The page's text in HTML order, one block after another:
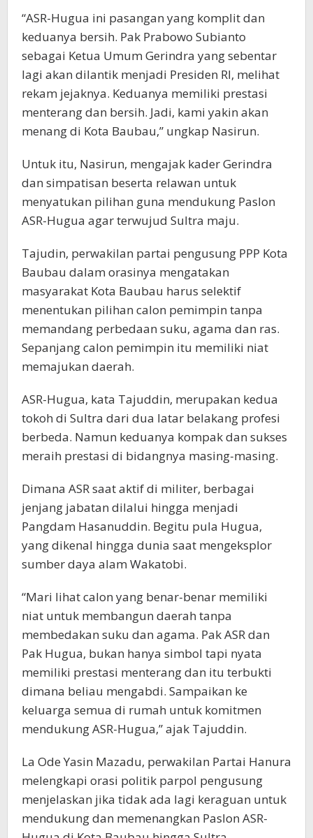
“ASR-Hugua ini pasangan yang komplit dan
keduanya bersih. Pak Prabowo Subianto
sebagai Ketua Umum Gerindra yang sebentar
lagi akan dilantik menjadi Presiden RI, melihat
rekam jejaknya. Keduanya memiliki prestasi
menterang dan bersih. Jadi, kami yakin akan
menang di Kota Baubau,” ungkap Nasirun.
Untuk itu, Nasirun, mengajak kader Gerindra
dan simpatisan beserta relawan untuk
menyatukan pilihan guna mendukung Paslon
ASR-Hugua agar terwujud Sultra maju.
Tajudin, perwakilan partai pengusung PPP Kota
Baubau dalam orasinya mengatakan
masyarakat Kota Baubau harus selektif
menentukan pilihan calon pemimpin tanpa
memandang perbedaan suku, agama dan ras.
Sepanjang calon pemimpin itu memiliki niat
memajukan daerah.
ASR-Hugua, kata Tajuddin, merupakan kedua
tokoh di Sultra dari dua latar belakang profesi
berbeda. Namun keduanya kompak dan sukses
meraih prestasi di bidangnya masing-masing.
Dimana ASR saat aktif di militer, berbagai
jenjang jabatan dilalui hingga menjadi
Pangdam Hasanuddin. Begitu pula Hugua,
yang dikenal hingga dunia saat mengeksplor
sumber daya alam Wakatobi.
“Mari lihat calon yang benar-benar memiliki
niat untuk membangun daerah tanpa
membedakan suku dan agama. Pak ASR dan
Pak Hugua, bukan hanya simbol tapi nyata
memiliki prestasi menterang dan itu terbukti
dimana beliau mengabdi. Sampaikan ke
keluarga semua di rumah untuk komitmen
mendukung ASR-Hugua,” ajak Tajuddin.
La Ode Yasin Mazadu, perwakilan Partai Hanura
melengkapi orasi politik parpol pengusung
menjelaskan jika tidak ada lagi keraguan untuk
mendukung dan memenangkan Paslon ASR-